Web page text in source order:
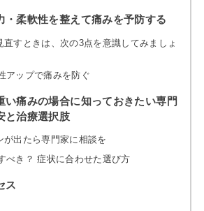
・柔軟性を整えて痛みを予防する
直すときは、次の3点を意識してみましょ
アップで痛みを防ぐ
い痛みの場合に知っておきたい専門
と治療選択肢
が出たら専門家に相談を
べき？ 症状に合わせた選び方
ス